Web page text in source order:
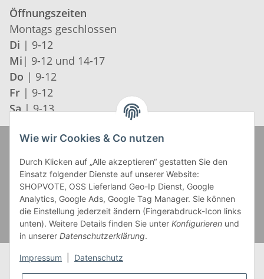
Öffnungszeiten
Montags geschlossen
Di | 9-12
Mi | 9-12 und 14-17
Do | 9-12
Fr | 9-12
Sa | 9-13
Wie wir Cookies & Co nutzen
Durch Klicken auf „Alle akzeptieren“ gestatten Sie den
Einsatz folgender Dienste auf unserer Website:
SHOPVOTE, OSS Lieferland Geo-Ip Dienst, Google
Analytics, Google Ads, Google Tag Manager. Sie können
die Einstellung jederzeit ändern (Fingerabdruck-Icon links
unten). Weitere Details finden Sie unter Konfigurieren und
in unserer Datenschutzerklärung.
Impressum Datenschutz